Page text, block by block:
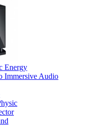
Energy
Immersive Audio